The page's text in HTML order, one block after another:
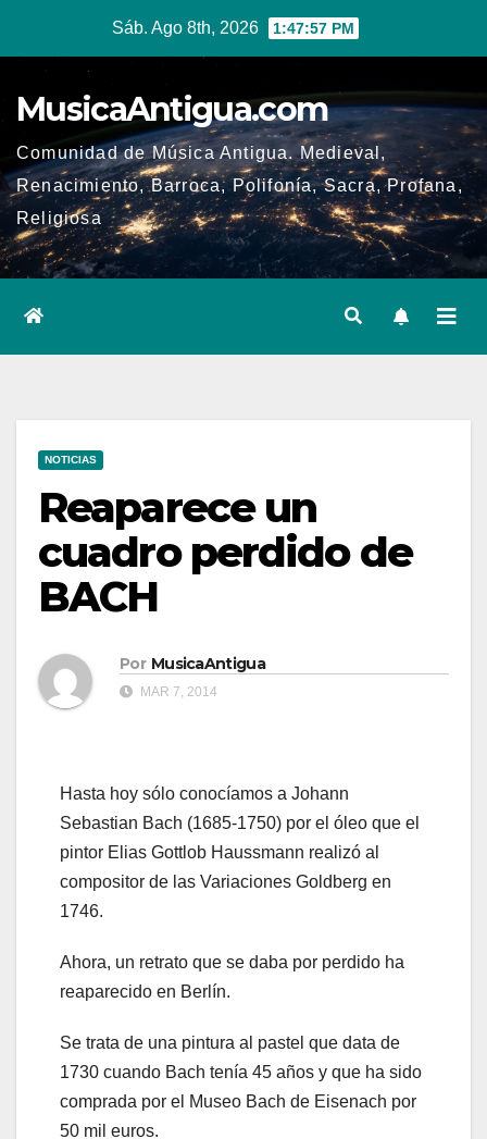
Sáb. Ago 8th, 2026 1:47:58 PM
MusicaAntigua.com
Comunidad de Música Antigua. Medieval,
Renacimiento, Barroca, Polifonía, Sacra, Profana,
Religiosa
NOTICIAS
Reaparece un
cuadro perdido de
BACH
Por MusicaAntigua
MAR 7, 2014
Hasta hoy sólo conocíamos a Johann
Sebastian Bach (1685-1750) por el óleo que el
pintor Elias Gottlob Haussmann realizó al
compositor de las Variaciones Goldberg en
1746.
Ahora, un retrato que se daba por perdido ha
reaparecido en Berlín.
Se trata de una pintura al pastel que data de
1730 cuando Bach tenía 45 años y que ha sido
comprada por el Museo Bach de Eisenach por
50 mil euros.